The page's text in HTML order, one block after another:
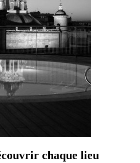
chaque lieu